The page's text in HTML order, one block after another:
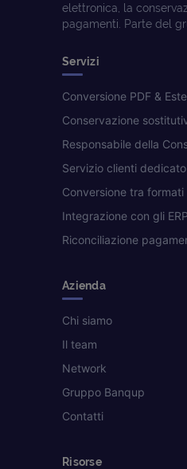
elettronica, la
pagamenti. Parte del
Servizi
Conversione PDF &
Conservazione
Responsabile della
Servizio clienti dedicato
Conversione tra formati
Integrazione con gli ERP
Riconciliazione
Azienda
Chi siamo
Il team
Network
Gruppo Banqup
Contatti
Risorse